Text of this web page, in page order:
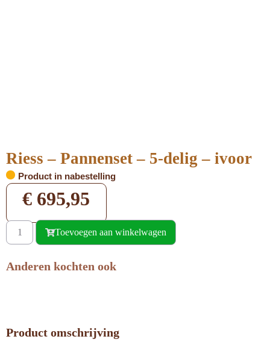
Riess – Pannenset – 5-delig – ivoor
Product in nabestelling
€ 695,95
Toevoegen aan winkelwagen
Anderen kochten ook
Product omschrijving